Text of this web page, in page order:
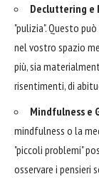
Decluttering e
"pulizia". Questo
nel vostro spazio
più, sia
risentimenti, di
Mindfulness e
mindfulness o la
"piccoli problemi"
osservare i pensieri